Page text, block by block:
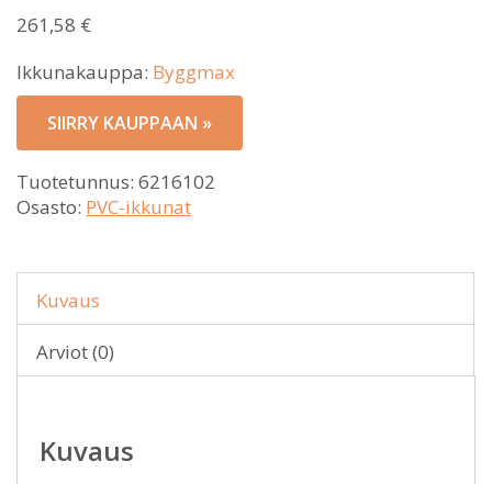
261,58 €
Ikkunakauppa: Byggmax
SIIRRY KAUPPAAN »
Tuotetunnus: 6216102
Osasto: PVC-ikkunat
Kuvaus
Arviot (0)
Kuvaus